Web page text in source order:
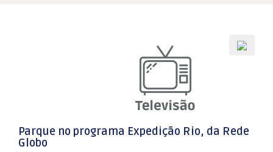
Parque no programa Expedição Rio, da Rede
Globo